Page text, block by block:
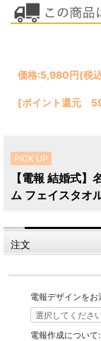
価格:5,980円(税
[ポイント還元
PICK UP
【電報 結婚式
ム フェイスタオ
注文
電報デザインを
電報作成について: